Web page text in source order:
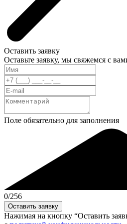
Оставить заявку
Оставьте заявку, мы свяжемся с
Поле обязательно для заполнения
0/256
Нажимая на кнопку “Оставить